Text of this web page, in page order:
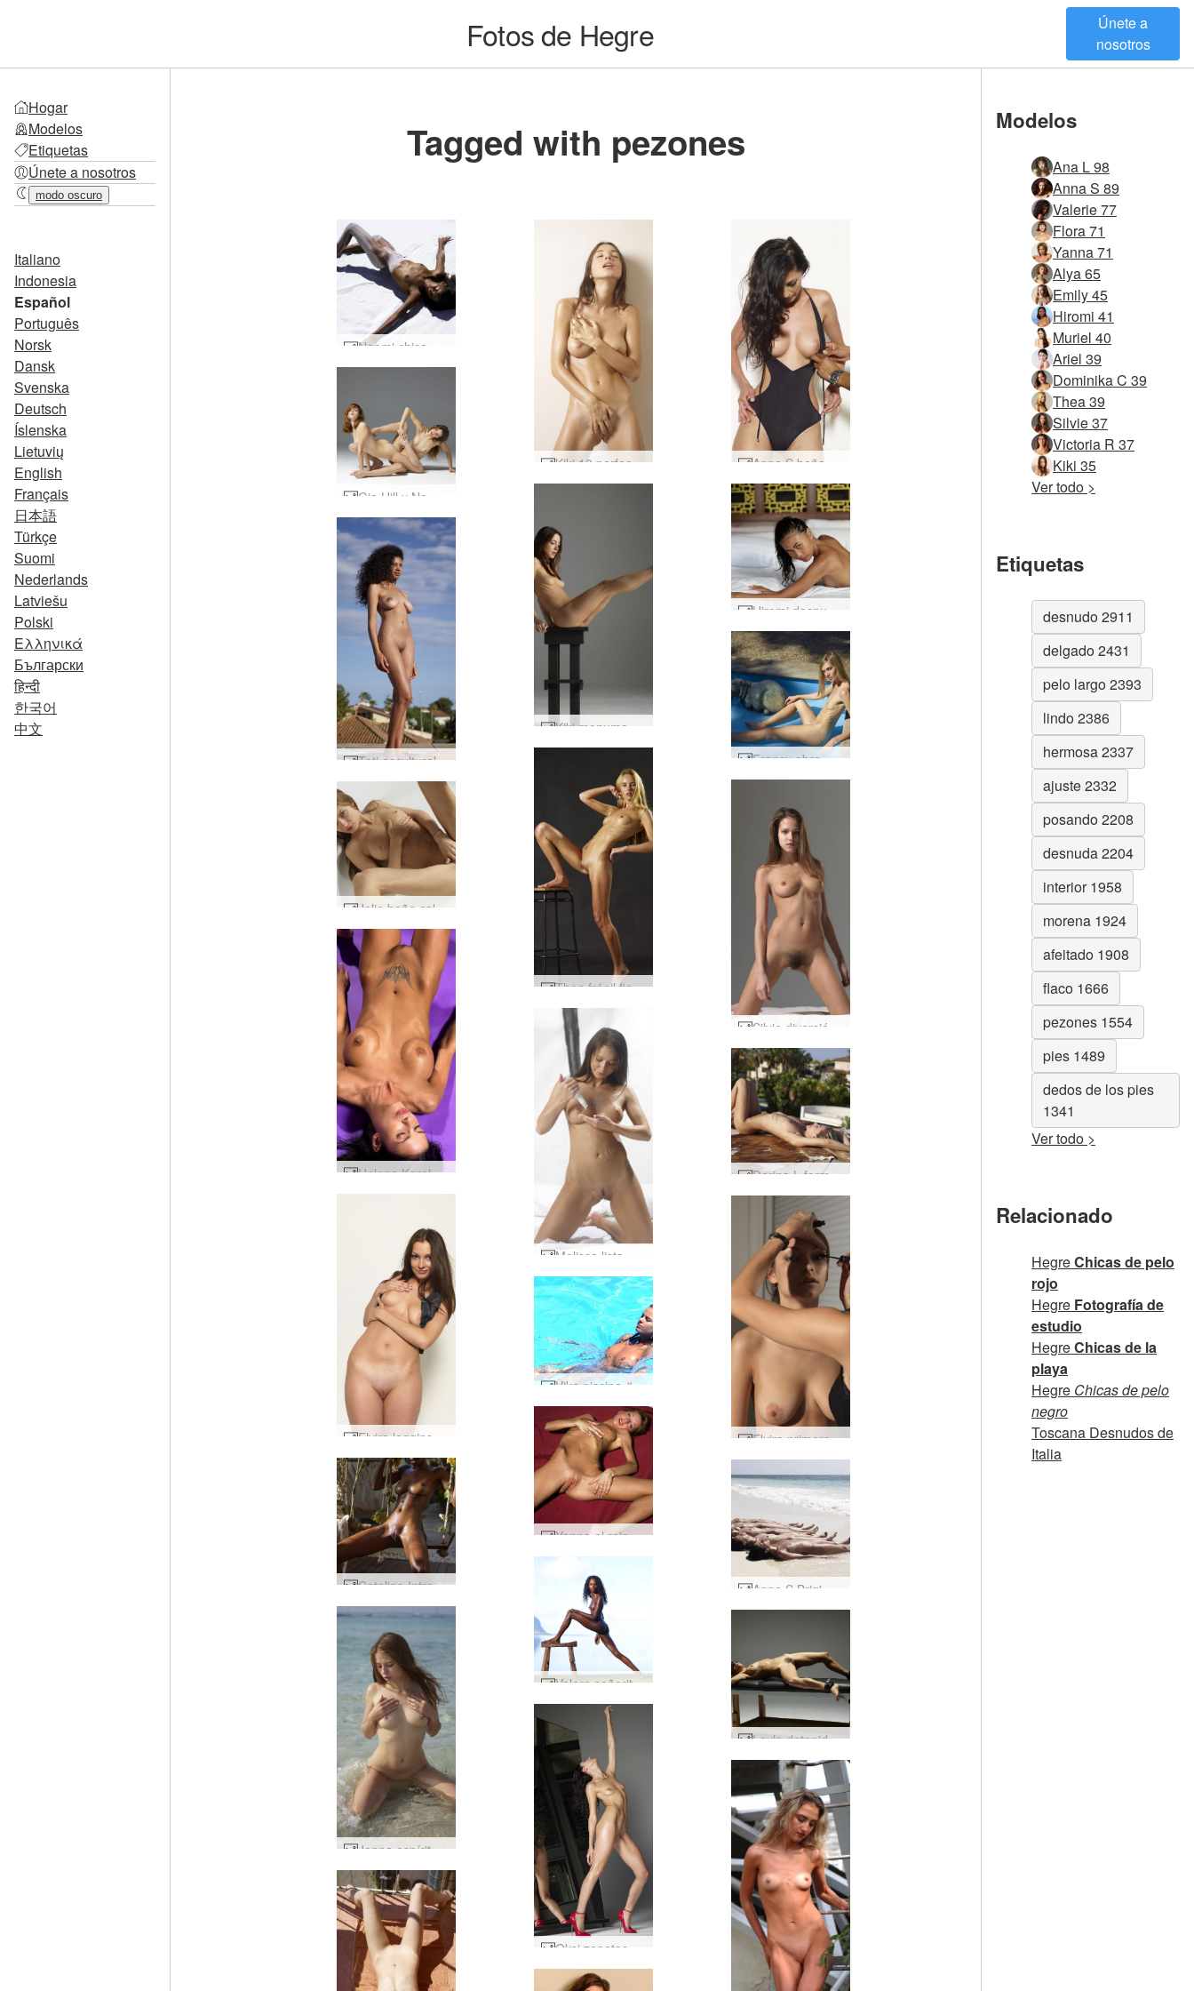
Fotos de Hegre
Únete a
nosotros
Hogar
Modelos
Etiquetas
Únete a nosotros
modo oscuro
Italiano
Indonesia
Español
Português
Norsk
Dansk
Svenska
Deutsch
Íslenska
Lietuvių
English
Français
日本語
Türkçe
Suomi
Nederlands
Latviešu
Polski
Ελληνικά
Български
हिन्दी
한국어
中文
Tagged with pezones
Kiki 10 perfecto #47
Teti escultural #29 Francy obra de arte #22
Thea frágil figura #62
Helena Karel morado #25 Darina L formas de sol #8
Elvira primera sesión #19
Vika piscina #45
Yanna al rojo vivo #38
Catalina Introducción #27
Valere señorita Mauricio #29
Jenna espíritu de Ibiza #30
Leyla detenida #76
Modelos
Ana L 98
Anna S 89
Valerie 77
Flora 71
Yanna 71
Alya 65
Emily 45
Hiromi 41
Muriel 40
Ariel 39
Dominika C 39
Thea 39
Silvie 37
Victoria R 37
Kiki 35
Ver todo >
Etiquetas
desnudo 2911
delgado 2431
pelo largo 2393
lindo 2386
hermosa 2337
ajuste 2332
posando 2208
desnuda 2204
interior 1958
morena 1924
afeitado 1908
flaco 1666
pezones 1554
pies 1489
dedos de los pies
1341
Ver todo >
Relacionado
HegreChicas de pelo
rojo
Hegre Fotografía de
estudio
HegreChicas de la
playa
Hegre Chicas de pelo
negro
Toscana Desnudos de
Italia